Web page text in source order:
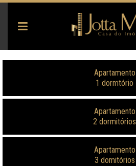
Apartamento
1 dormtório
Apartamento
2 dormitórios
Apartamento
3 domitórios